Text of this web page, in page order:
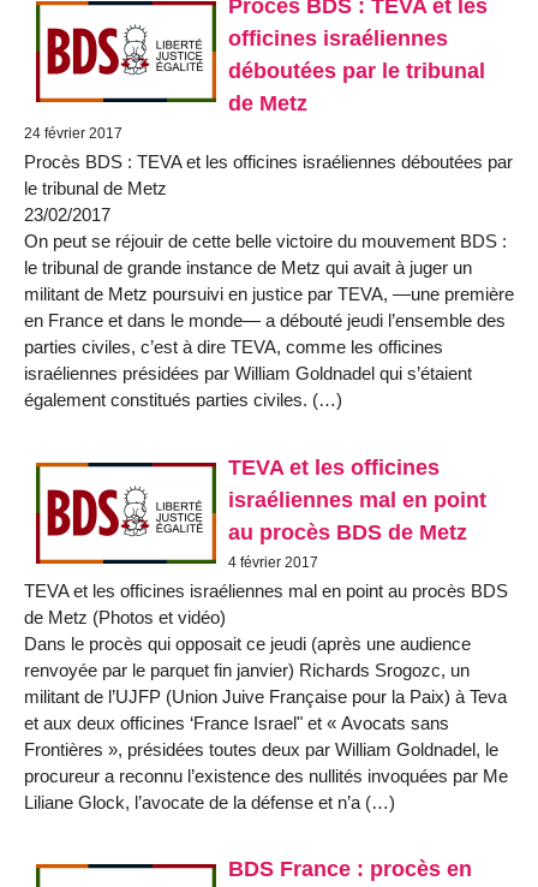
Procès BDS : TEVA et les
officines israéliennes
déboutées par le tribunal
de Metz
24 février 2017
Procès BDS : TEVA et les officines israéliennes déboutées par
le tribunal de Metz
23/02/2017
On peut se réjouir de cette belle victoire du mouvement BDS :
le tribunal de grande instance de Metz qui avait à juger un
militant de Metz poursuivi en justice par TEVA, —une première
en France et dans le monde— a débouté jeudi l’ensemble des
parties civiles, c’est à dire TEVA, comme les officines
israéliennes présidées par William Goldnadel qui s’étaient
également constitués parties civiles. (…)
TEVA et les officines
israéliennes mal en point
au procès BDS de Metz
4 février 2017
TEVA et les officines israéliennes mal en point au procès BDS
de Metz (Photos et vidéo)
Dans le procès qui opposait ce jeudi (après une audience
renvoyée par le parquet fin janvier) Richards Srogozc, un
militant de l’UJFP (Union Juive Française pour la Paix) à Teva
et aux deux officines ‘France Israel" et « Avocats sans
Frontières », présidées toutes deux par William Goldnadel, le
procureur a reconnu l’existence des nullités invoquées par Me
Liliane Glock, l’avocate de la défense et n’a (…)
BDS France : procès en